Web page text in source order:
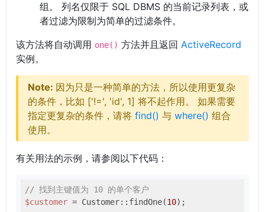
组。 列名仅限于 SQL DBMS 的当前记录列表，或
者过滤为限制为简单的过滤条件。
该方法将自动调用 one() 方法并且返回 ActiveRecord
实例。
Note: 因为只是一种简单的方法，所以使用更复杂
的条件，比如 ['!=', 'id', 1] 将不起作用。 如果需要
指定更复杂的条件，请将 find() 与 where() 组合
使用。
有关用法的示例，请参阅以下代码：
// 找到主键值为 10 的单个客户
$customer = Customer::findOne(10);